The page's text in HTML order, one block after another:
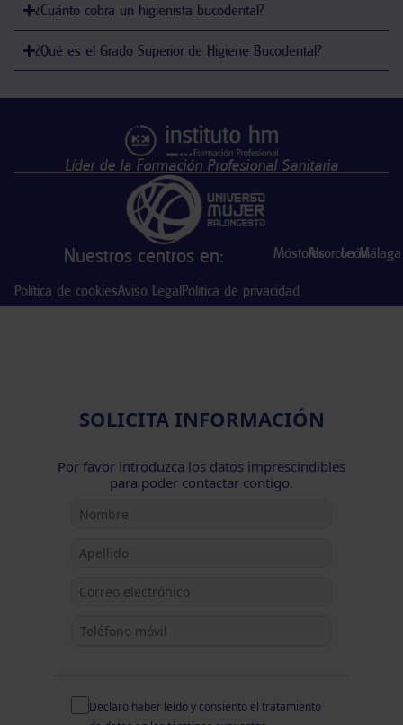
¿Cuánto cobra un higienista bucodental?
¿Qué es el Grado Superior de Higiene Bucodental?
Líder de la Formación Profesional Sanitaria
Nuestros centros en: MóstolesAlcorcónLeónMálaga
Política de cookiesAviso LegalPolítica de privacidad
SOLICITA INFORMACIÓN
Por favor introduzca los datos imprescindibles
para poder contactar contigo.
Declaro haber leído y consiento el tratamiento